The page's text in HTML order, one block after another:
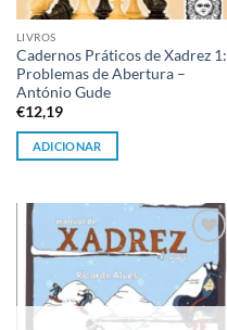
LIVROS
Cadernos Práticos de Xadrez 1:
Problemas de Abertura –
António Gude
€12,19
ADICIONAR
Adicionar
à lista de
desejos